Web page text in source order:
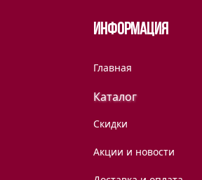
Информация
Главная
Каталог
Скидки
Акции и новости